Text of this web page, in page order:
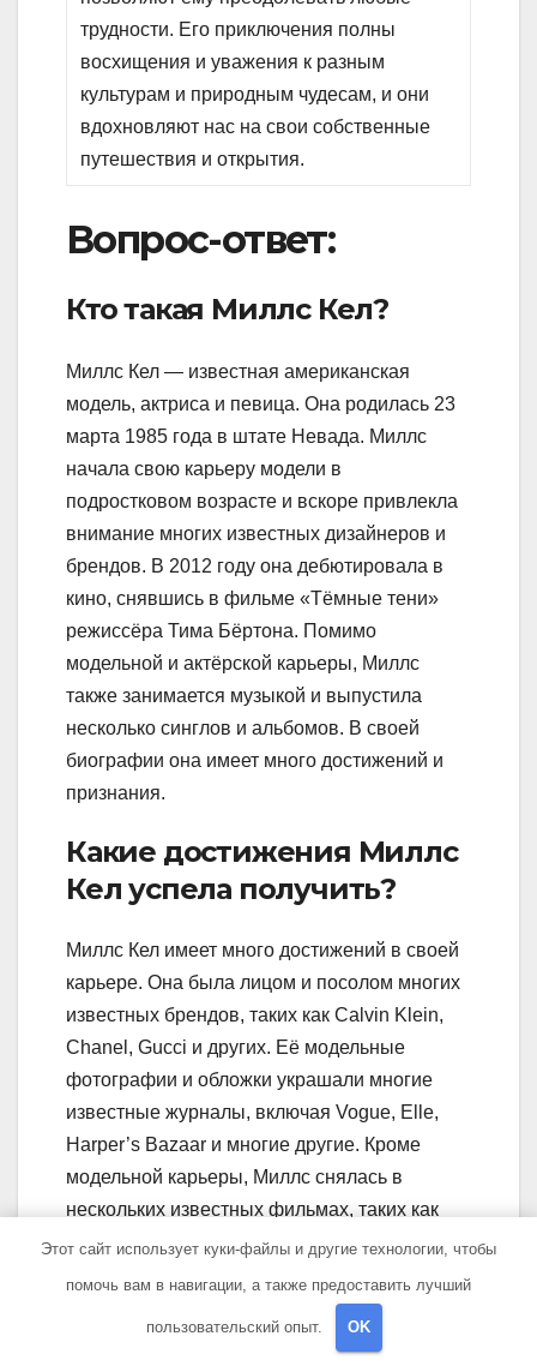
трудности. Его приключения полны
восхищения и уважения к разным
культурам и природным чудесам, и они
вдохновляют нас на свои собственные
путешествия и открытия.
Вопрос-ответ:
Кто такая Миллс Кел?
Миллс Кел — известная американская
модель, актриса и певица. Она родилась 23
марта 1985 года в штате Невада. Миллс
начала свою карьеру модели в
подростковом возрасте и вскоре привлекла
внимание многих известных дизайнеров и
брендов. В 2012 году она дебютировала в
кино, снявшись в фильме «Тёмные тени»
режиссёра Тима Бёртона. Помимо
модельной и актёрской карьеры, Миллс
также занимается музыкой и выпустила
несколько синглов и альбомов. В своей
биографии она имеет много достижений и
признания.
Какие достижения Миллс
Кел успела получить?
Миллс Кел имеет много достижений в своей
карьере. Она была лицом и посолом многих
известных брендов, таких как Calvin Klein,
Chanel, Gucci и других. Её модельные
фотографии и обложки украшали многие
известные журналы, включая Vogue, Elle,
Harper’s Bazaar и многие другие. Кроме
модельной карьеры, Миллс снялась в
нескольких известных фильмах, таких как
«Тёмные тени» и «Мачете убивает». Она
номинаций за свою актёрскую игру. Не стоит
забывать и о музыкальном таланте Миллс,
Этот сайт использует куки-файлы и другие технологии, чтобы
помочь вам в навигации, а также предоставить лучший
пользовательский опыт. OK